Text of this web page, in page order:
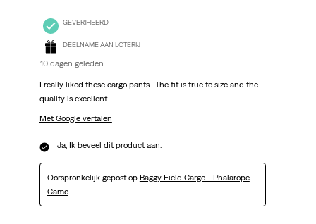
GEVERIFIEERD
DEELNAME AAN LOTERIJ
10 dagen geleden
I really liked these cargo pants . The fit is true to size and the
quality is excellent.
Met Google vertalen
Ja, Ik beveel dit product aan.
Oorspronkelijk gepost op Baggy Field Cargo - Phalarope
Camo